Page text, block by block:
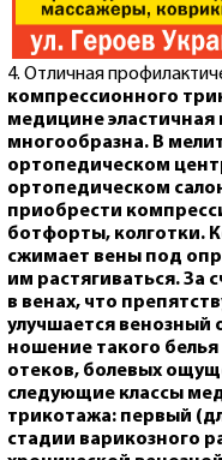
4. Отличная
компрессионного
медицине
многообразна. В
ортопедическом
ортопедическом
приобрести
ботфорты, колготки. К
сжимает вены под
им растягиваться. За
в венах, что
улучшается венозный
ношение такого
отеков, болевых
следующие классы
трикотажа: первый
стадии варикозного